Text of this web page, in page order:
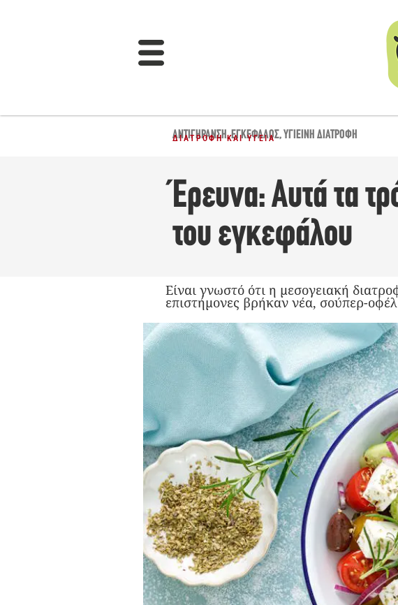
ΑΝΤΙΓΉΡΑΝΣΗ,ΕΓΚΈΦΑΛΟΣ,ΥΓΙΕΙΝΉ ΔΙΑΤΡΟΦΉ
ΔΙΑΤΡΟΦΉ ΚΑΙ ΥΓΕΊΑ
Έρευνα: Αυτά τα
του εγκεφάλου
Είναι γνωστό ότι η μεσογειακή
επιστήμονες βρήκαν νέα, σούπερ-